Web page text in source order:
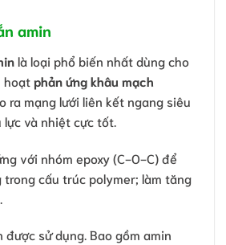
amin
là loại phổ biến nhất dùng cho
hoạtphản ứng khâu mạch
ra mạng lưới liên kết ngang siêu
lực và nhiệt cực tốt.
với nhóm epoxy (C-O-C) để
cấu trúc polymer; làm tăng
được sử dụng. Bao gồm amin